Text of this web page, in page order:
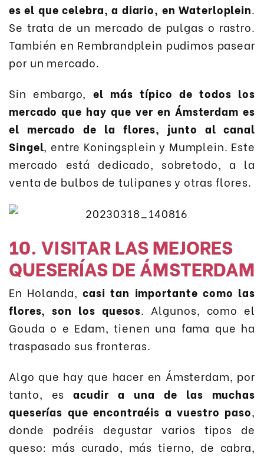
es el que celebra, a diario, en Waterloplein.
Se trata de un mercado de pulgas o rastro.
También en Rembrandplein pudimos pasear
por un mercado.
Sin embargo, el más típico de todos los
mercado que hay que ver en Ámsterdam es
el mercado de la flores, junto al canal
Singel, entre Koningsplein y Mumplein. Este
mercado está dedicado, sobretodo, a la
venta de bulbos de tulipanes y otras flores.
10. VISITAR LAS MEJORES
QUESERÍAS DE ÁMSTERDAM
En Holanda,casi tan importante como las
flores, son los quesos. Algunos, como el
Gouda o e Edam, tienen una fama que ha
traspasado sus fronteras.
Algo que hay que hacer en Ámsterdam, por
tanto, esacudir a una de las muchas
queserías que encontraéis a vuestro paso,
donde podréis degustar varios tipos de
queso: más curado, más tierno, de cabra,